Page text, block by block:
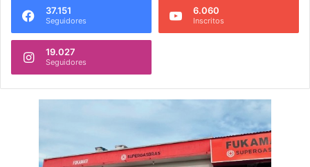
37.151
Seguidores
6.060
Inscritos
19.027
Seguidores